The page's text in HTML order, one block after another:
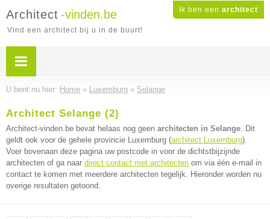
Ik ben een architect
Architect -vinden.be
Vind een architect bij u in de buurt!
U bent nu hier: Home » Luxemburg » Selange
Architect Selange (2)
Architect-vinden.be bevat helaas nog geen architecten in Selange. Dit
geldt ook voor de gehele provincie Luxemburg (architect Luxemburg).
Voer bovenaan deze pagina uw postcode in voor de dichtstbijzijnde
architecten of ga naar direct contact met architecten om via één e-mail in
contact te komen met meerdere architecten tegelijk. Hieronder worden nu
overige resultaten getoond.